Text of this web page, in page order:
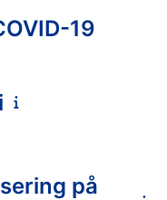
19
på